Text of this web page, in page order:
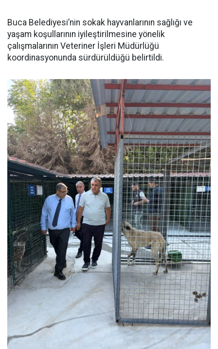
Buca Belediyesi’nin sokak hayvanlarının sağlığı ve
yaşam koşullarının iyileştirilmesine yönelik
çalışmalarının Veteriner İşleri Müdürlüğü
koordinasyonunda sürdürüldüğü belirtildi.